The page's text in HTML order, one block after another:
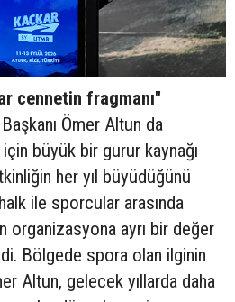
cennetin fragmanı"
Ömer Altun da
büyük bir gurur kaynağı
her yıl büyüdüğünü
ile sporcular arasında
organizasyona ayrı bir değer
Bölgede spora olan ilginin
Altun, gelecek yıllarda daha